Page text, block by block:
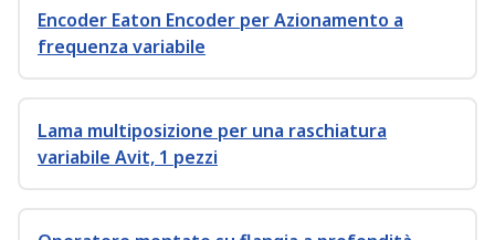
Encoder Eaton Encoder per Azionamento a
frequenza variabile
Lama multiposizione per una raschiatura
variabile Avit, 1 pezzi